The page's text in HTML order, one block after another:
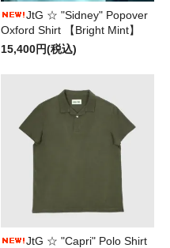
JtG ☆ "Sidney" Popover
Oxford Shirt 【Bright Mint】
15,400円(税込)
JtG ☆ "Capri" Polo Shirt